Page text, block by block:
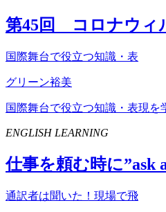
第45回 コロナウィ
国際舞台で役立つ知識・表
グリーン裕美
国際舞台で役立つ知識・表現を
ENGLISH LEARNING
仕事を頼む時に”ask
通訳者は聞いた！現場で飛